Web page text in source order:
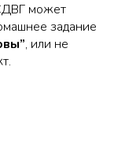
может
задание
, или не